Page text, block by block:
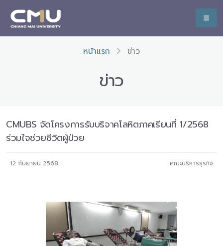
หน้าแรก ข่าว
ข่าว
CMUBS จัดโครงการรับบริจาคโลหิตภาคเรียนที่ 1/2568
ร่วมใจช่วยชีวิตผู้ป่วย
12 กันยายน 2568 คณะบริหารธุรกิจ